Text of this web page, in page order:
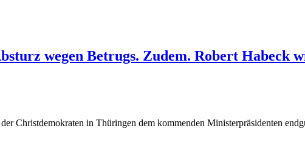
wegen Betrugs. Zudem. Robert Habeck
Christdemokraten in Thüringen dem kommenden Ministerpräsidenten